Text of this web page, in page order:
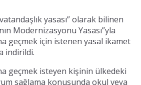
yasası” olarak bilinen
Modernizasyonu Yasası”yla
geçmek için istenen yasal ikamet
indirildi.
geçmek isteyen kişinin ülkedeki
sağlama konusunda okul veya